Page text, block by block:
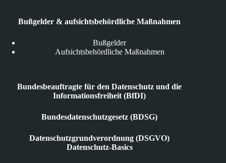
Bußgelder & aufsichtsbehördliche Maßnahmen
Bußgelder
Aufsichtsbehördliche Maßnahmen
Bundesbeauftragte für den Datenschutz und die
Informationsfreiheit (BfDI)
Bundesdatenschutzgesetz (BDSG)
Datenschutzgrundverordnung (DSGVO)
Datenschutz-Basics